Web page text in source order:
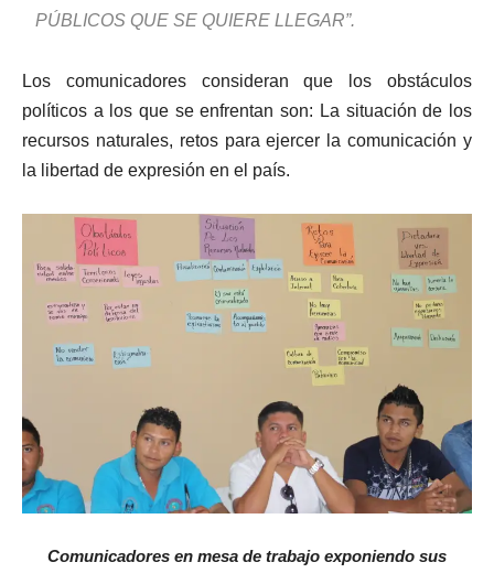
PÚBLICOS QUE SE QUIERE LLEGAR”.
Los comunicadores consideran que los obstáculos
políticos a los que se enfrentan son: La situación de los
recursos naturales, retos para ejercer la comunicación y
la libertad de expresión en el país.
Comunicadores en mesa de trabajo exponiendo sus